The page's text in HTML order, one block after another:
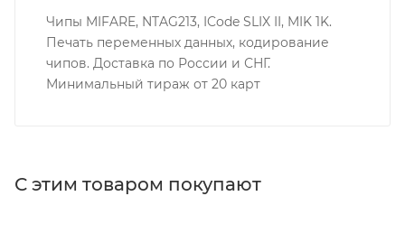
Чипы MIFARE, NTAG213, ICode SLIX II, MIK 1K.
Печать переменных данных, кодирование
чипов. Доставка по России и СНГ.
Минимальный тираж от 20 карт
С этим товаром покупают